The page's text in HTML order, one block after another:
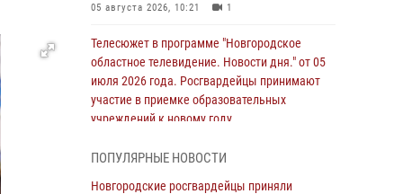
05 августа 2026, 10:21 1
Телесюжет в программе "Новгородское
областное телевидение. Новости дня." от 05
июля 2026 года. Росгвардейцы принимают
участие в приемке образовательных
учреждений к новому году.
Росгвардейцы из Великого Новгорода стали
ПОПУЛЯРНЫЕ НОВОСТИ
Новгородские росгвардейцы приняли